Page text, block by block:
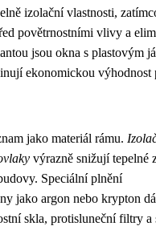
izolační vlastnosti,
povětrnostními vlivy a
jsou okna s plastovým
ekonomickou výhodnost
jako materiál rámu.
výrazně snižují tepelné
Speciální plnění
jako argon nebo krypton
skla, protisluneční filtry a